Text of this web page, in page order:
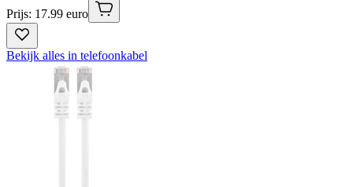
Prijs: 17.99 euro
Bekijk alles in telefoonkabel